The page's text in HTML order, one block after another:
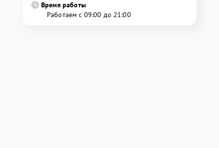
Время работы
Работаем с 09:00 до 21:00